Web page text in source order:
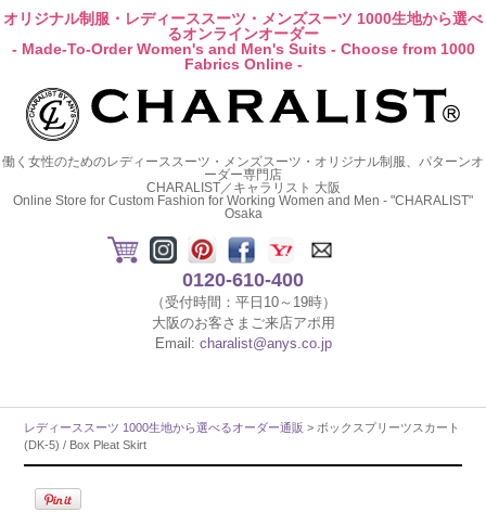
オリジナル制服・レディーススーツ・メンズスーツ 1000生地から選べ
るオンラインオーダー
- Made-To-Order Women's and Men's Suits - Choose from 1000
Fabrics Online -
働く女性のためのレディーススーツ・メンズスーツ・オリジナル制服、パターンオ
ーダー専門店
CHARALIST／キャラリスト 大阪
Online Store for Custom Fashion for Working Women and Men - "CHARALIST"
Osaka
0120-610-400
（受付時間：平日10～19時）
大阪のお客さまご来店アポ用
Email: charalist@anys.co.jp
レディーススーツ 1000生地から選べるオーダー通販 > ボックスプリーツスカート
(DK-5) / Box Pleat Skirt